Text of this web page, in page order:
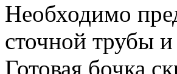
Необходимо
сточной трубы
Готовая бочка